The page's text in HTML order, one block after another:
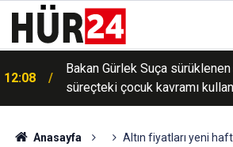
12:08
Bakan Gürlek Suça
süreçteki çocuk kavramı
Anasayfa
Altın fiyatları yeni